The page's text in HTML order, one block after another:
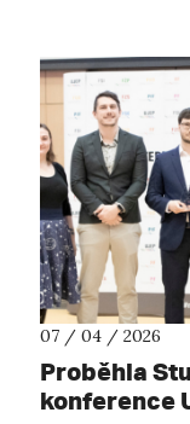
07 / 04 / 2026
Proběhla
konference